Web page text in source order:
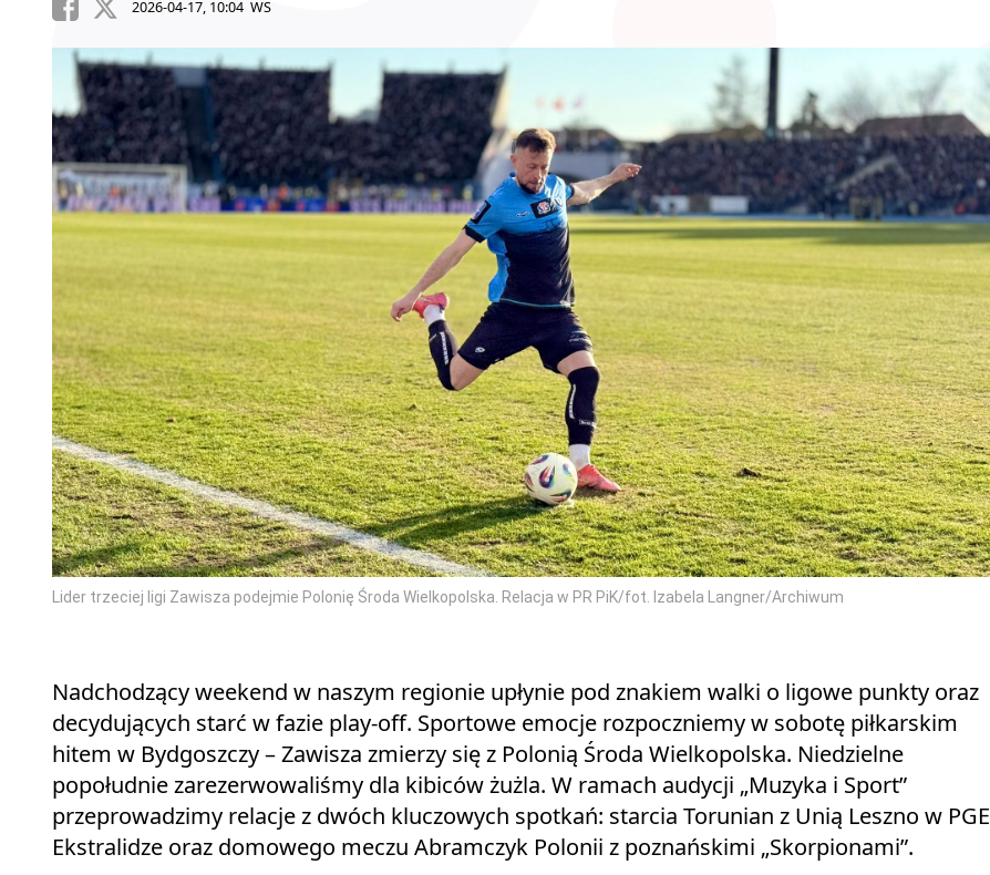
2026-04-17, 10:04 WS
Lider trzeciej ligi Zawisza podejmie Polonię Środa Wielkopolska. Relacja w PR PiK/fot. Izabela Langner/Archiwum
Nadchodzący weekend w naszym regionie upłynie pod znakiem walki o ligowe punkty oraz
decydujących starć w fazie play-off. Sportowe emocje rozpoczniemy w sobotę piłkarskim
hitem w Bydgoszczy – Zawisza zmierzy się z Polonią Środa Wielkopolska. Niedzielne
popołudnie zarezerwowaliśmy dla kibiców żużla. W ramach audycji „Muzyka i Sport”
przeprowadzimy relacje z dwóch kluczowych spotkań: starcia Torunian z Unią Leszno w PGE
Ekstralidze oraz domowego meczu Abramczyk Polonii z poznańskimi „Skorpionami”.